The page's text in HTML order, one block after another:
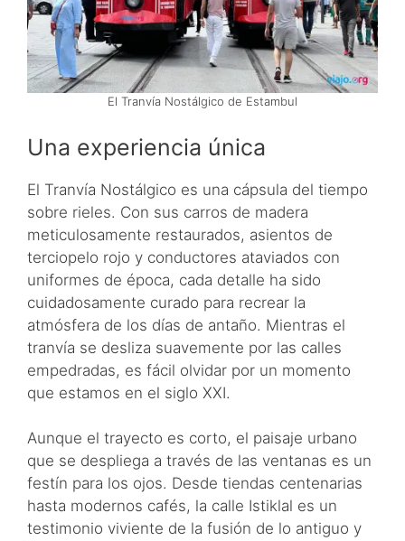
El Tranvía Nostálgico de Estambul
Una experiencia única
El Tranvía Nostálgico es una cápsula del tiempo
sobre rieles. Con sus carros de madera
meticulosamente restaurados, asientos de
terciopelo rojo y conductores ataviados con
uniformes de época, cada detalle ha sido
cuidadosamente curado para recrear la
atmósfera de los días de antaño. Mientras el
tranvía se desliza suavemente por las calles
empedradas, es fácil olvidar por un momento
que estamos en el siglo XXI.
Aunque el trayecto es corto, el paisaje urbano
que se despliega a través de las ventanas es un
festín para los ojos. Desde tiendas centenarias
hasta modernos cafés, la calle Istiklal es un
testimonio viviente de la fusión de lo antiguo y